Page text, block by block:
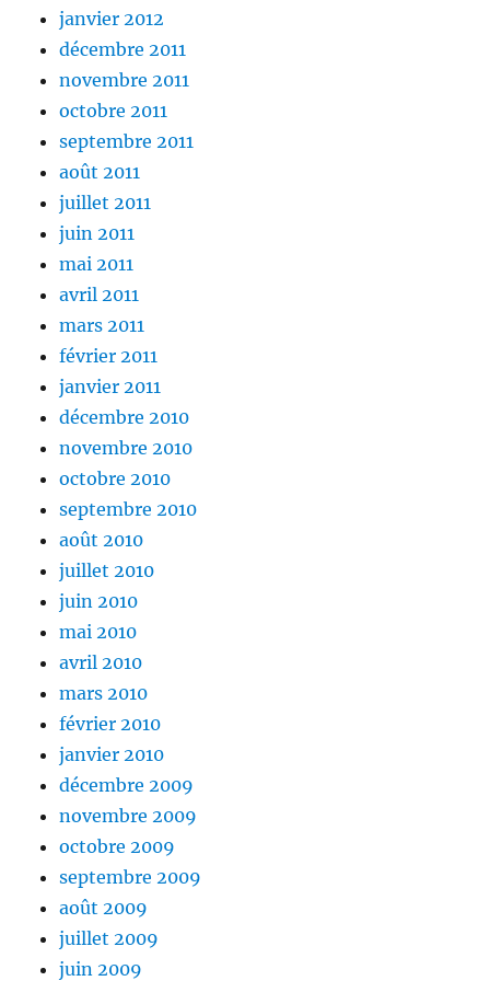
janvier 2012
décembre 2011
novembre 2011
octobre 2011
septembre 2011
août 2011
juillet 2011
juin 2011
mai 2011
avril 2011
mars 2011
février 2011
janvier 2011
décembre 2010
novembre 2010
octobre 2010
septembre 2010
août 2010
juillet 2010
juin 2010
mai 2010
avril 2010
mars 2010
février 2010
janvier 2010
décembre 2009
novembre 2009
octobre 2009
septembre 2009
août 2009
juillet 2009
juin 2009